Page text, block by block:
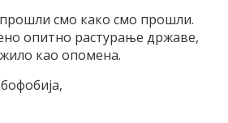
смо како смо прошли.
опитно растурање државе,
као опомена.